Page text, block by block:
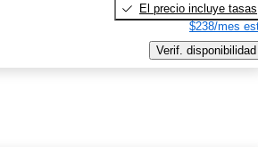
El precio incluye tasas
$238/mes
Verif. disponibilidad